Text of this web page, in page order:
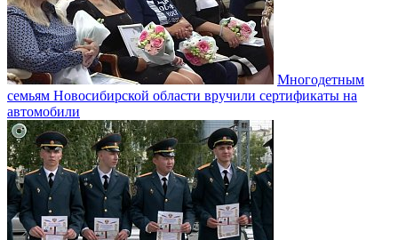
Многодетным
семьям Новосибирской области вручили сертификаты на
автомобили